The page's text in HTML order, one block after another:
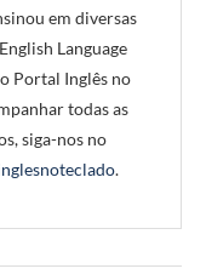
em diversas
Language
Portal Inglês no
todas as
siga-nos no
.